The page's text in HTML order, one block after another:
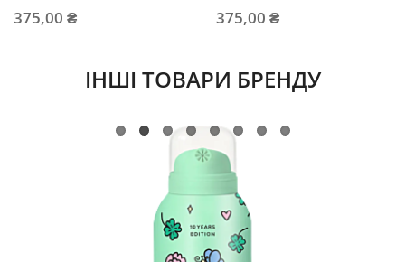
375,00 ₴ 375,00 ₴
ІНШІ ТОВАРИ БРЕНДУ